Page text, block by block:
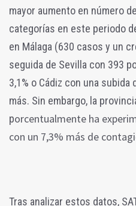
mayor aumento en número
categorías en este periodo
en Málaga (630 casos y un
seguida de Sevilla con 393
3,1% o Cádiz con una
más. Sin embargo, la
porcentualmente ha
con un 7,3% más de
Tras analizar estos datos,